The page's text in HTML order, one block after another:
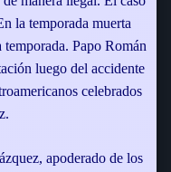
la temporada muerta
Papo Román
luego del accidente
celebrados
apoderado de los